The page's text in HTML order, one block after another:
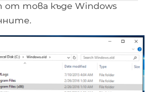
от това къде Windows